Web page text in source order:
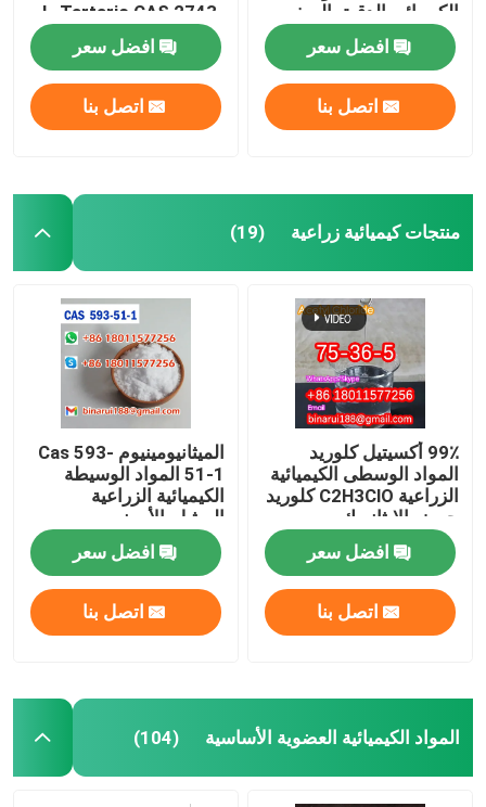
الكيميائي الدقيق الصف
الغذائي
افضل سعر
اتصل بنا
L-Tartaric CAS 2743-
38-6
افضل سعر
اتصل بنا
منتجات كيميائية زراعية (19)
99٪ أكسيتيل كلوريد
المواد الوسطى الكيميائية
الزراعية C2H3ClO كلوريد
حمض الإيثانويك
افضل سعر
اتصل بنا
الميثانيومينيوم Cas 593-
51-1 المواد الوسيطة
الكيميائية الزراعية
الميثيل-الأمونيوم
افضل سعر
اتصل بنا
المواد الكيميائية العضوية الأساسية (104)